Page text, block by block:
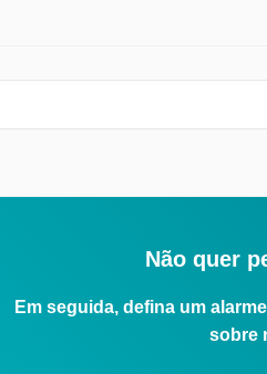
Não quer
Em seguida, defina um
sobre